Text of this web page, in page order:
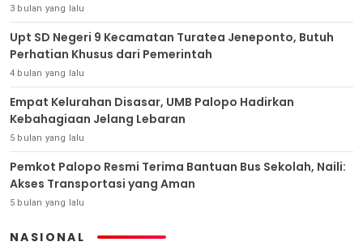
3 bulan yang lalu
Upt SD Negeri 9 Kecamatan Turatea Jeneponto, Butuh
Perhatian Khusus dari Pemerintah
4 bulan yang lalu
Empat Kelurahan Disasar, UMB Palopo Hadirkan
Kebahagiaan Jelang Lebaran
5 bulan yang lalu
Pemkot Palopo Resmi Terima Bantuan Bus Sekolah, Naili:
Akses Transportasi yang Aman
5 bulan yang lalu
NASIONAL